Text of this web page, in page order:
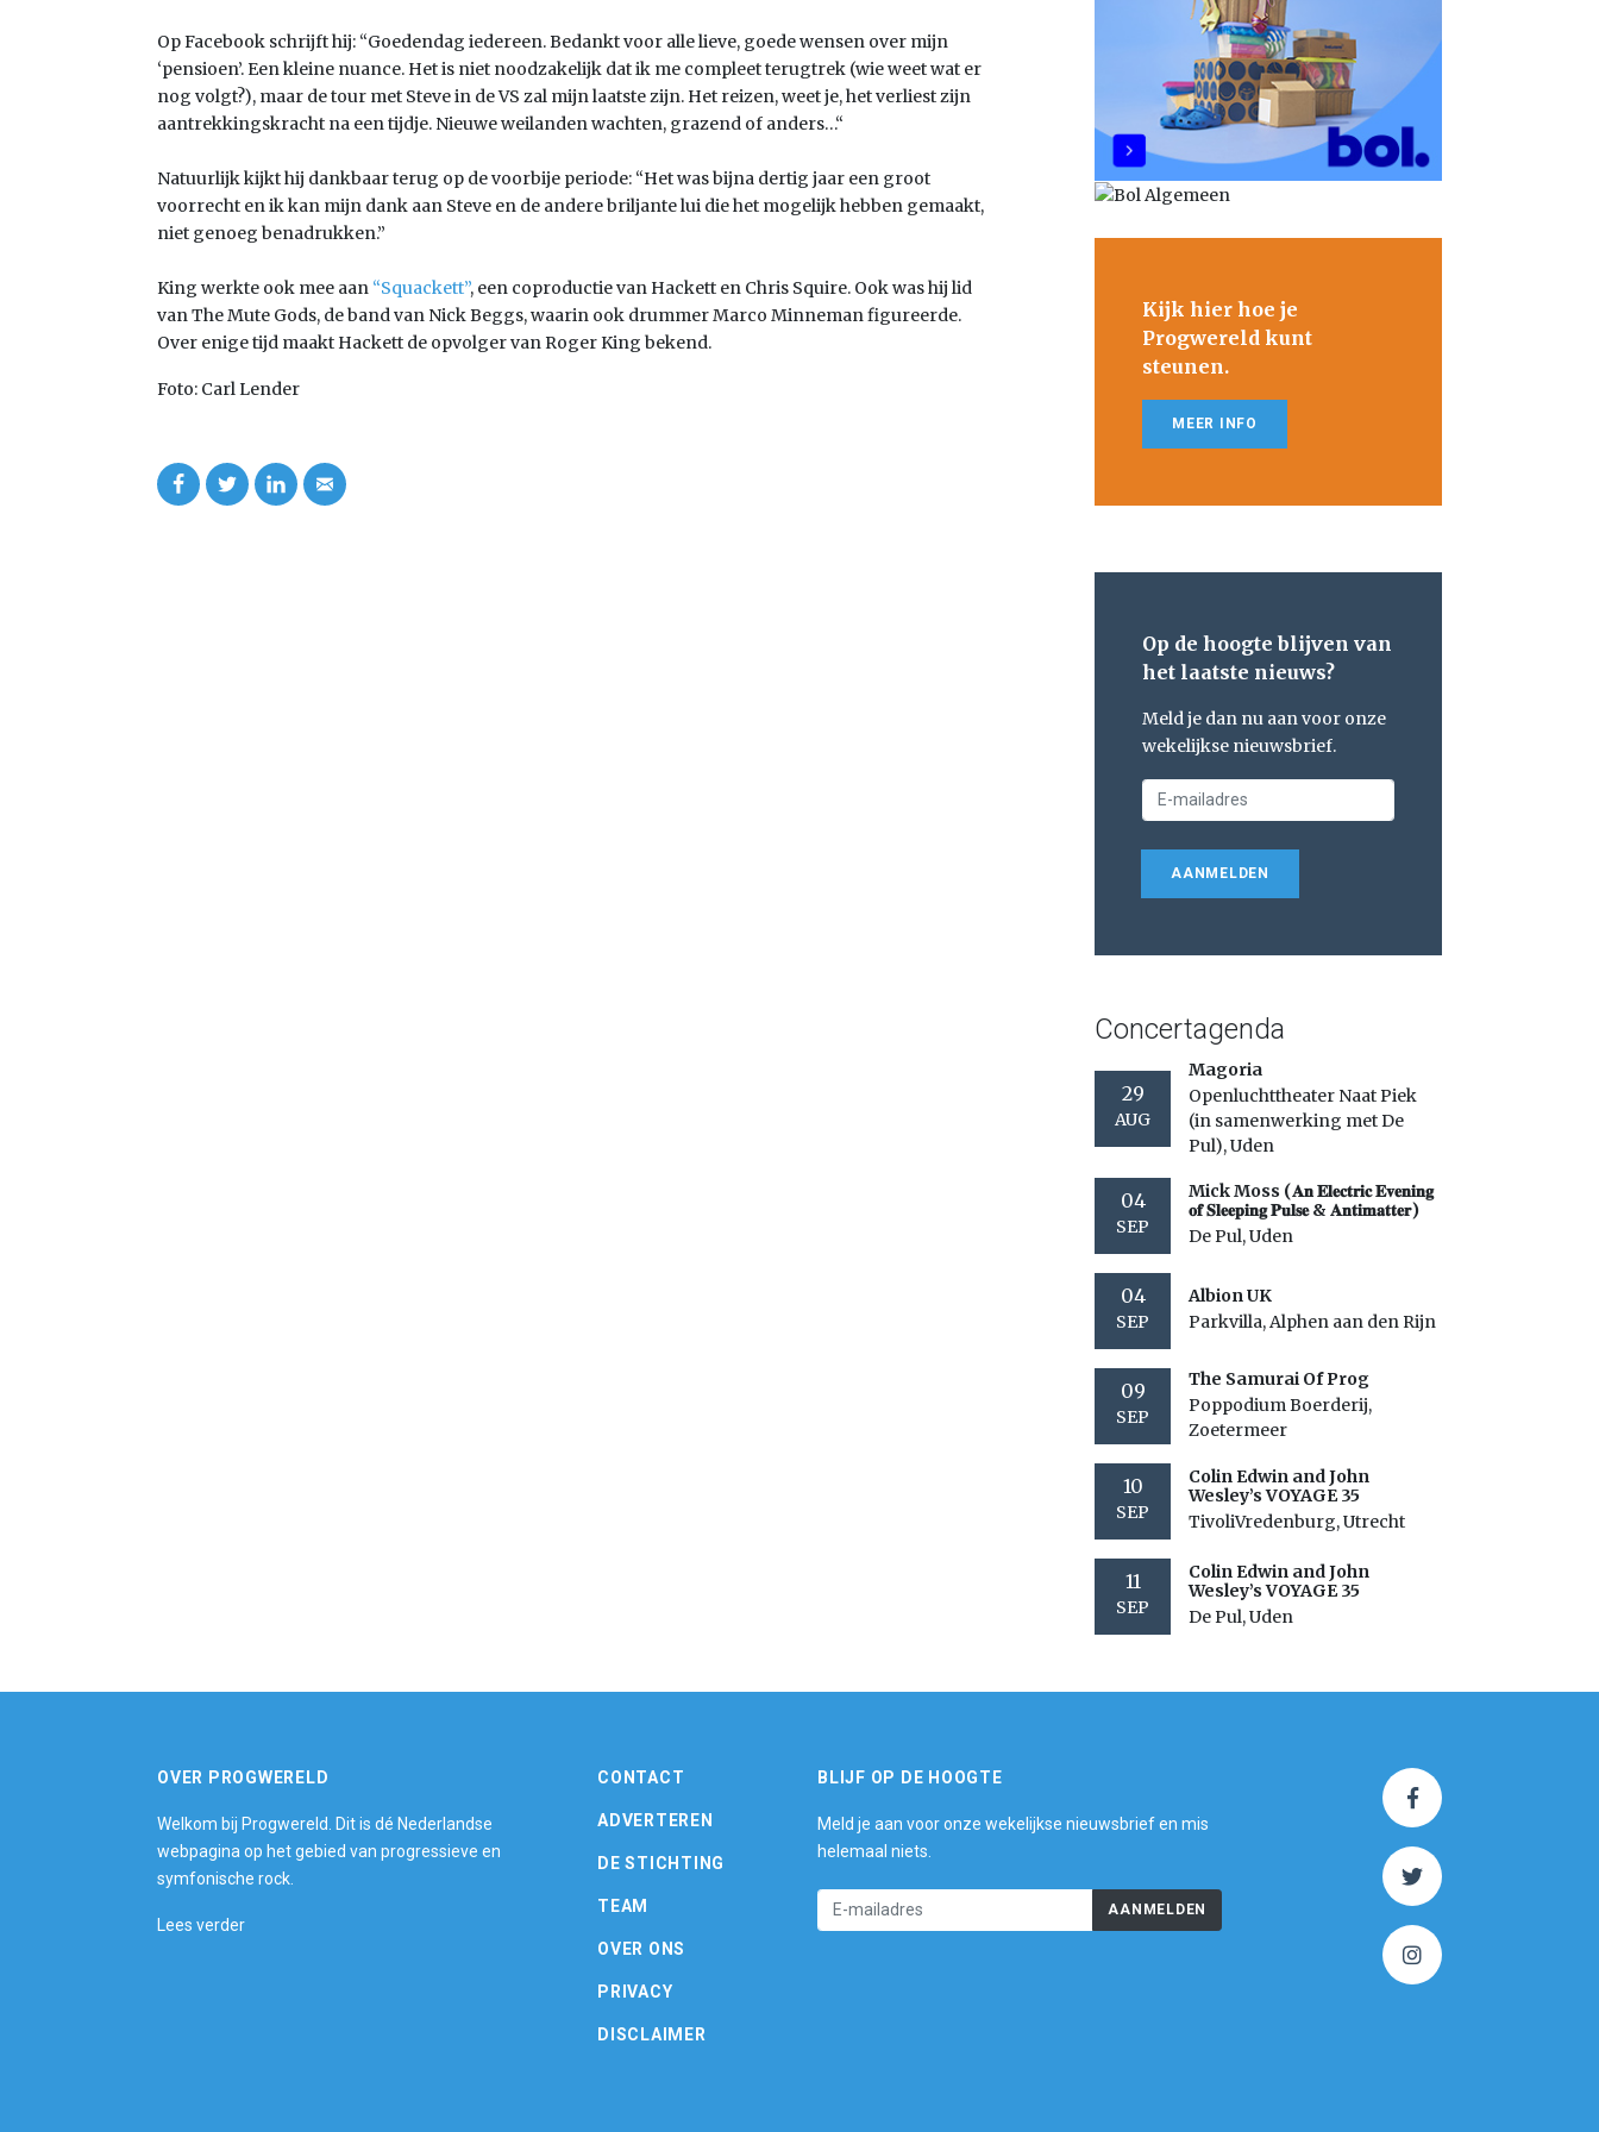
Op Facebook schrijft hij: “Goedendag iedereen. Bedankt voor alle lieve, goede wensen over mijn
‘pensioen’. Een kleine nuance. Het is niet noodzakelijk dat ik me compleet terugtrek (wie weet wat er
nog volgt?), maar de tour met Steve in de VS zal mijn laatste zijn. Het reizen, weet je, het verliest zijn
aantrekkingskracht na een tijdje. Nieuwe weilanden wachten, grazend of anders…“
Natuurlijk kijkt hij dankbaar terug op de voorbije periode: “Het was bijna dertig jaar een groot
voorrecht en ik kan mijn dank aan Steve en de andere briljante lui die het mogelijk hebben gemaakt,
niet genoeg benadrukken.”
King werkte ook mee aan “Squackett”, een coproductie van Hackett en Chris Squire. Ook was hij lid
van The Mute Gods, de band van Nick Beggs, waarin ook drummer Marco Minneman figureerde.
Over enige tijd maakt Hackett de opvolger van Roger King bekend.
Foto: Carl Lender
Kijk hier hoe je
Progwereld kunt
steunen.
MEER INFO
Op de hoogte blijven van
het laatste nieuws?
Meld je dan nu aan voor onze
wekelijkse nieuwsbrief.
AANMELDEN
Concertagenda
29
AUG
Magoria
Openluchttheater Naat Piek
(in samenwerking met De
Pul), Uden
04
SEP
Mick Moss (𝐀𝐧 𝐄𝐥𝐞𝐜𝐭𝐫𝐢𝐜 𝐄𝐯𝐞𝐧𝐢𝐧𝐠
𝐨𝐟 𝐒𝐥𝐞𝐞𝐩𝐢𝐧𝐠 𝐏𝐮𝐥𝐬𝐞 & 𝐀𝐧𝐭𝐢𝐦𝐚𝐭𝐭𝐞𝐫)
De Pul, Uden
04
SEP
Albion UK
Parkvilla, Alphen aan den Rijn
09
SEP
The Samurai Of Prog
Poppodium Boerderij,
Zoetermeer
10
SEP
Colin Edwin and John
Wesley’s VOYAGE 35
TivoliVredenburg, Utrecht
11
SEP
Colin Edwin and John
Wesley’s VOYAGE 35
De Pul, Uden
OVER PROGWERELD
Welkom bij Progwereld. Dit is dé Nederlandse
webpagina op het gebied van progressieve en
symfonische rock.
Lees verder
CONTACT
ADVERTEREN
DE STICHTING
TEAM
OVER ONS
PRIVACY
DISCLAIMER
BLIJF OP DE HOOGTE
Meld je aan voor onze wekelijkse nieuwsbrief en mis
helemaal niets.
AANMELDEN